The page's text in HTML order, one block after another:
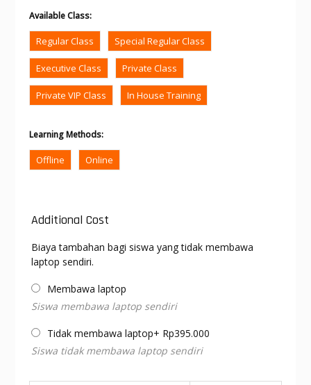
Available Class:
Regular Class Special Regular Class
Executive Class Private Class
Private VIP Class In House Training
Learning Methods:
Offline Online
Additional Cost
Biaya tambahan bagi siswa yang tidak membawa
laptop sendiri.
Membawa laptop
Siswa membawa laptop sendiri
Tidak membawa laptop+ Rp395.000
Siswa tidak membawa laptop sendiri